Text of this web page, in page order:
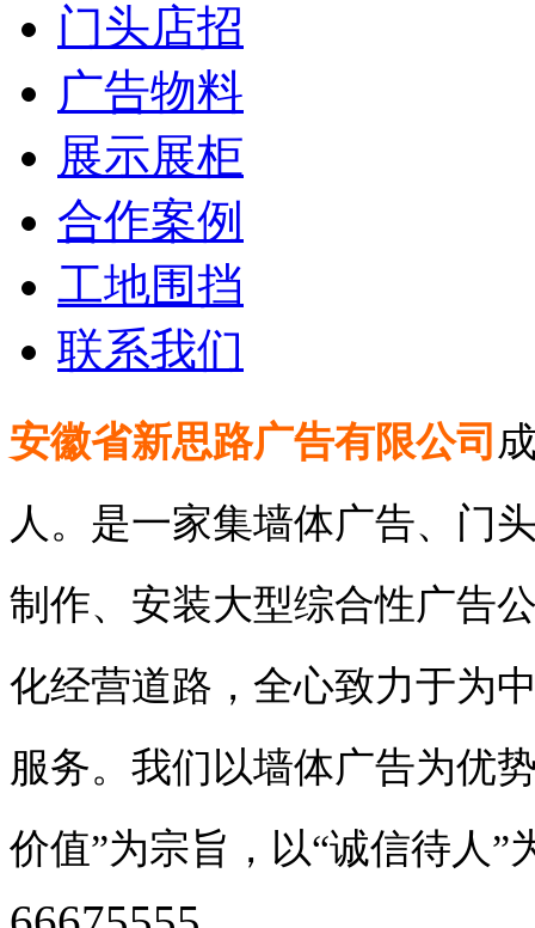
门头店招
广告物料
展示展柜
合作案例
工地围挡
联系我们
安徽省新思路广告有限公司
人。是一家集墙体广告、门
制作、安装大型综合性广告
化经营道路，全心致力于为
服务。我们以墙体广告为优
价值”为宗旨，以“诚信待人”